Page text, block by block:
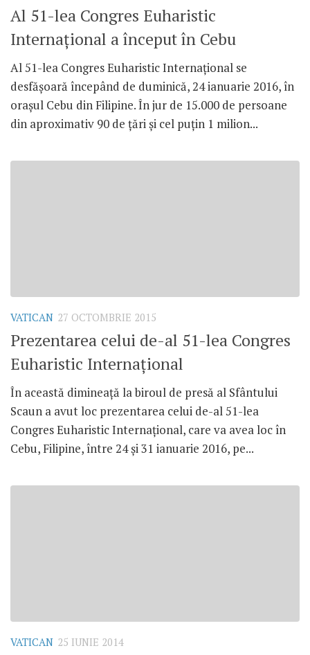
Al 51-lea Congres Euharistic
Internațional a început în Cebu
Al 51-lea Congres Euharistic Internațional se
desfășoară începând de duminică, 24 ianuarie 2016, în
orașul ‎Cebu din Filipine. În jur de 15.000 de persoane
din aproximativ 90 de țări și cel puțin 1 milion...
VATICAN 27 OCTOMBRIE 2015
Prezentarea celui de-al 51-lea Congres
Euharistic Internațional
În această dimineață la biroul de presă al Sfântului
Scaun a avut loc prezentarea celui de-al 51-lea
Congres Euharistic Internațional, care va avea loc în
Cebu, Filipine, între 24 și 31 ianuarie 2016, pe...
VATICAN 25 IUNIE 2014